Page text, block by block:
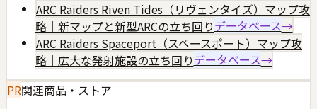
ARC Raiders Riven Tides（リヴェンタイズ）マップ攻
略｜新マップと新型ARCの立ち回りデータベース→
ARC Raiders Spaceport（スペースポート）マップ攻
略｜広大な発射施設の立ち回りデータベース→
PR関連商品・ストア